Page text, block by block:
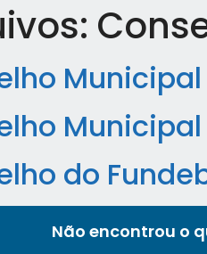
do
Não encontrou o